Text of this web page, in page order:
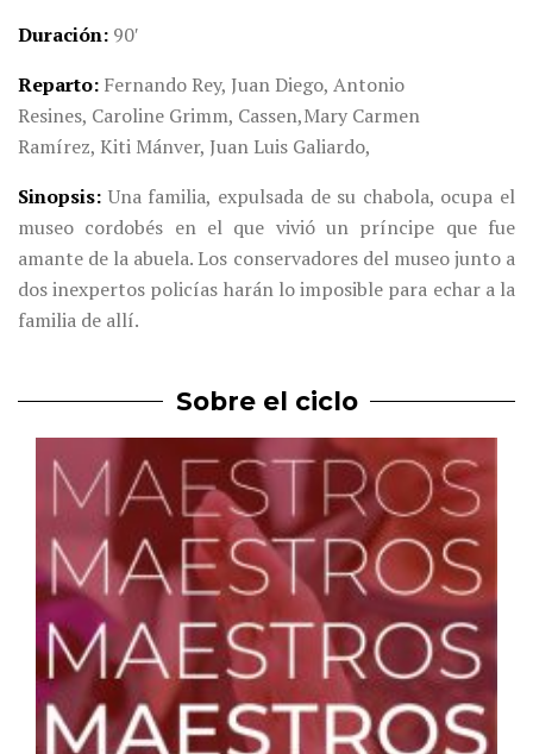
Duración 90′
Reparto Fernando Rey, Juan Diego, Antonio
Resines, Caroline Grimm, Cassen,Mary Carmen
Ramírez, Kiti Mánver, Juan Luis Galiardo,
Sinopsis Una familia, expulsada de su chabola, ocupa el
museo cordobés en el que vivió un príncipe que fue
amante de la abuela. Los conservadores del museo junto a
dos inexpertos policías harán lo imposible para echar a la
familia de allí.
Sobre el ciclo